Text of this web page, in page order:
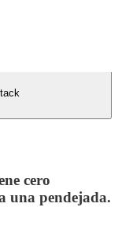
cero
una pendejada.